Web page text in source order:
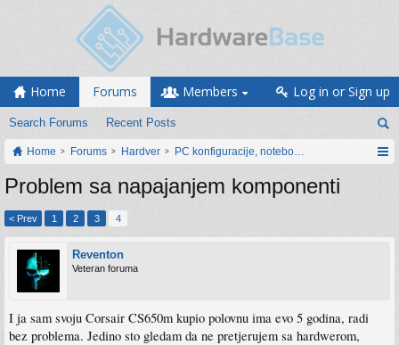
Home Forums
Search Forums Recent Posts
Members Log in or Sign up
Home Forums Hardver PC konfiguracije, notebook računari, servis
Problem sa napajanjem komponenti
< Prev 1 2 3 4
Reventon
Veteran foruma
I ja sam svoju Corsair CS650m kupio polovnu ima evo 5 godina, radi
bez problema. Jedino sto gledam da ne pretjerujem sa hardwerom,